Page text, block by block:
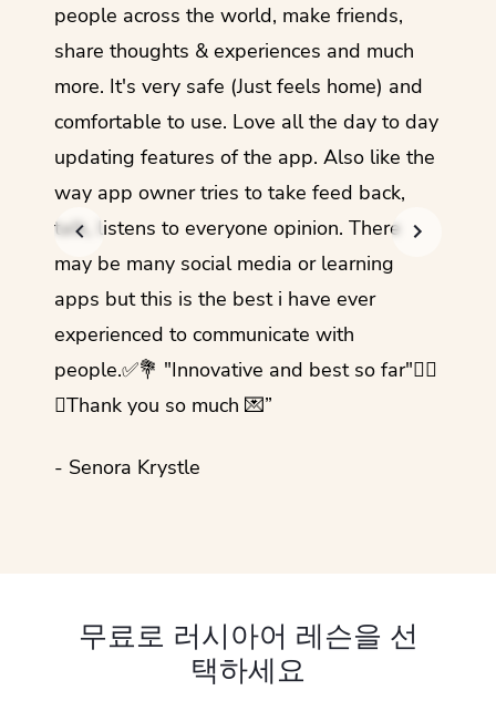
people across the world, make friends,
share thoughts & experiences and much
more. It's very safe (Just feels home) and
comfortable to use. Love all the day to day
updating features of the app. Also like the
way app owner tries to take feed back,
talk, listens to everyone opinion. There
may be many social media or learning
apps but this is the best i have ever
experienced to communicate with
people.✅💐 "Innovative and best so far"✌🏻
💜Thank you so much 💌”
- Senora Krystle
무료로 러시아어 레슨을 선
택하세요